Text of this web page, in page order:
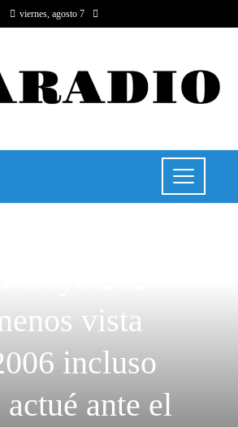
viernes, agosto 7
vista
incluso
ante el